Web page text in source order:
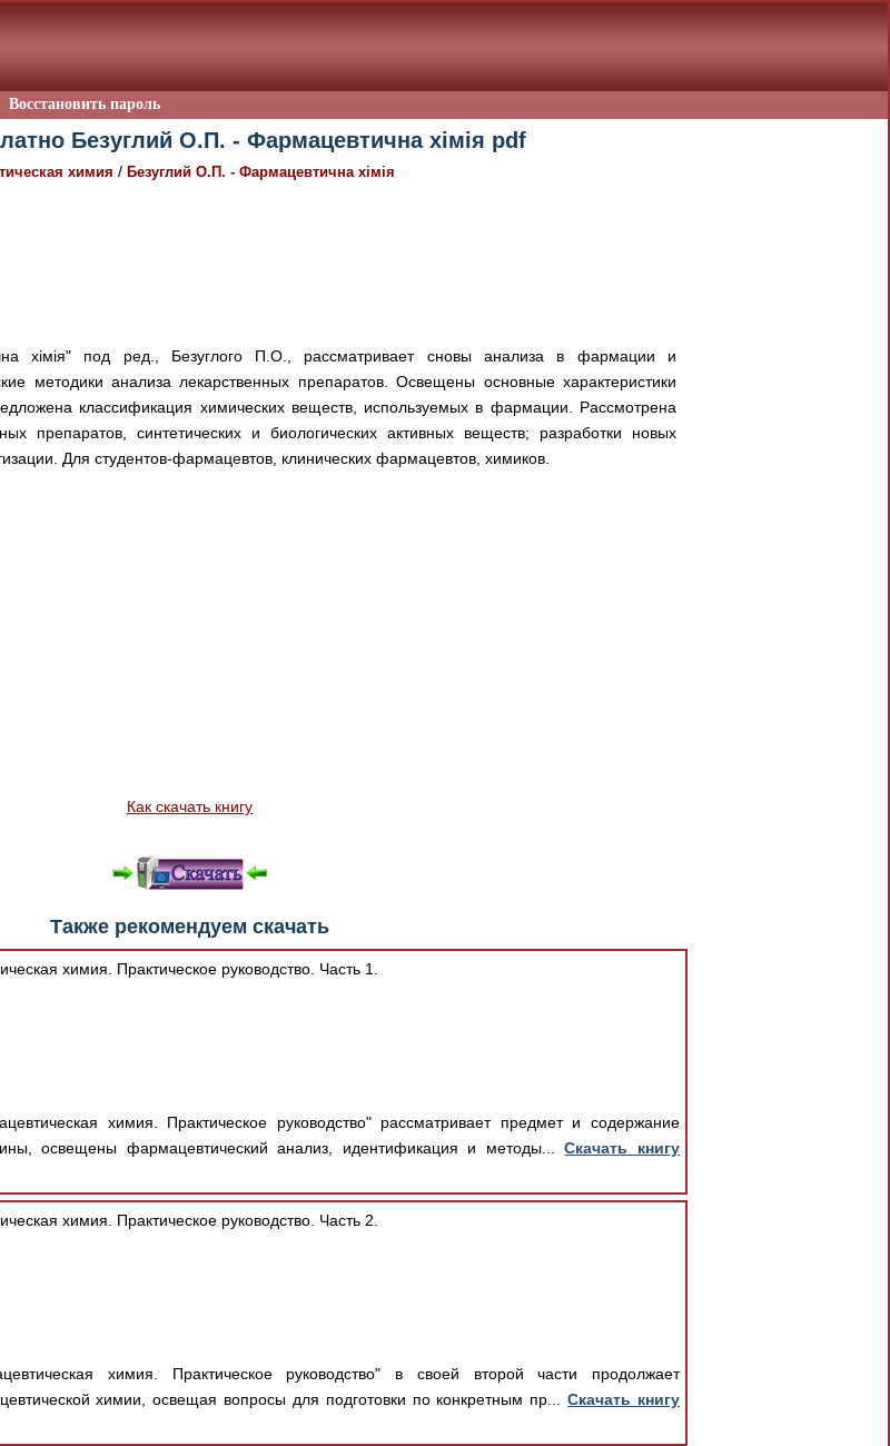
Восстановить пароль
Безуглий О.П. - Фармацевтична хімія pdf
химия / Безуглий О.П. - Фармацевтична хімія
хімія" под ред., Безуглого П.О., рассматривает сновы анализа в фармации и
методики анализа лекарственных препаратов. Освещены основные характеристики
классификация химических веществ, используемых в фармации. Рассмотрена
препаратов, синтетических и биологических активных веществ; разработки новых
Для студентов-фармацевтов, клинических фармацевтов, химиков.
Как скачать книгу
Также рекомендуем скачать
химия. Практическое руководство. Часть 1.
химия. Практическое руководство" рассматривает предмет и содержание
освещены фармацевтический анализ, идентификация и методы...Скачать книгу
химия. Практическое руководство. Часть 2.
химия. Практическое руководство" в своей второй части продолжает
химии, освещая вопросы для подготовки по конкретным пр...Скачать книгу